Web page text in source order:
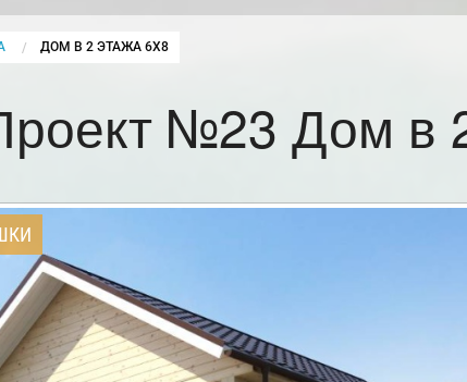
CURRENT:
ДОМ В 2 ЭТАЖА 6Х8
№23 Дом в